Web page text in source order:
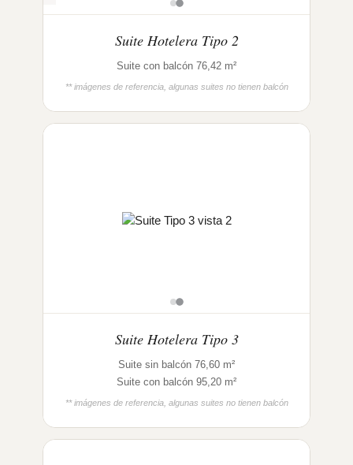
Suite Hotelera Tipo 2
Suite con balcón 76,42 m²
** imágenes de referencia, algunas suites no tienen balcón
Suite Hotelera Tipo 3
Suite sin balcón 76,60 m²
Suite con balcón 95,20 m²
** imágenes de referencia, algunas suites no tienen balcón